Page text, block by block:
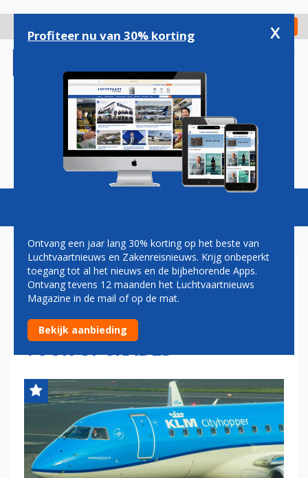
gaan
Check in
Magazine Podcasts Vacatures
FLYING BLUE LANCEERT
ONLINE BETAALOPTIE FLYING
BLUE+: 'SNELLER SPAREN
VOOR UPGRADES'
Profiteer nu van 30% korting x
Ontvang een jaar lang 30% korting op het beste van
Luchtvaartnieuws en Zakenreisnieuws. Krijg onbeperkt
toegang tot al het nieuws en de bijbehorende Apps.
Ontvang tevens 12 maanden het Luchtvaartnieuws
Magazine in de mail of op de mat.
Bekijk aanbieding